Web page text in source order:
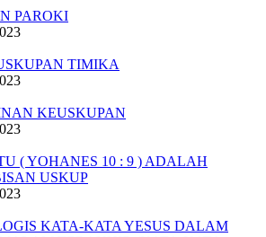
PAROKI
TIMIKA
KEUSKUPAN
( YOHANES 10 : 9 ) ADALAH
USKUP
KATA-KATA YESUS DALAM